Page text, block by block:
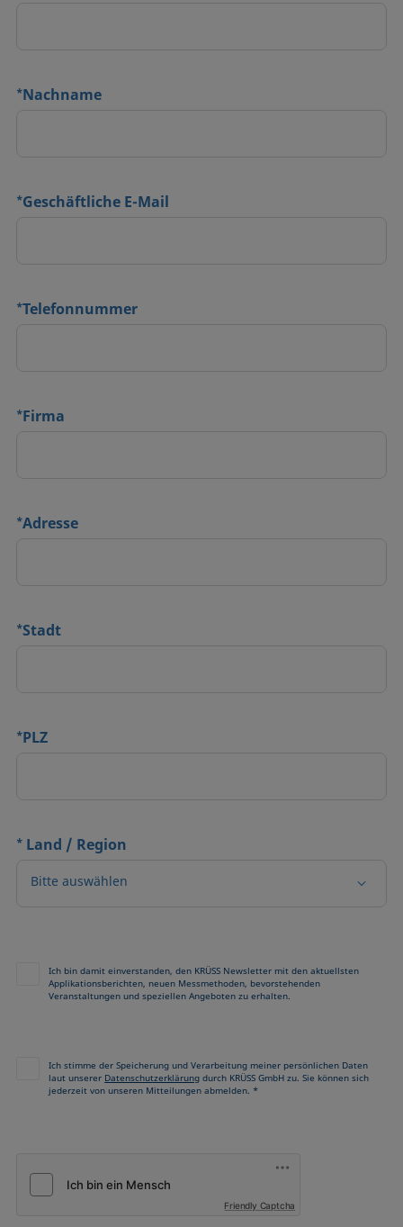
*Nachname
*Geschäftliche E-Mail
*Telefonnummer
*Firma
*Adresse
*Stadt
*PLZ
* Land / Region
Bitte auswählen
Ich bin damit einverstanden, den KRÜSS Newsletter mit den aktuellsten
Applikationsberichten, neuen Messmethoden, bevorstehenden
Veranstaltungen und speziellen Angeboten zu erhalten.
Ich stimme der Speicherung und Verarbeitung meiner persönlichen Daten
laut unserer Datenschutzerklärung durch KRÜSS GmbH zu. Sie können sich
jederzeit von unseren Mitteilungen abmelden. *
Friendly Captcha